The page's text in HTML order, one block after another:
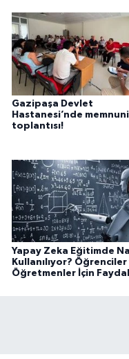
Gazipaşa Devlet
Hastanesi’nde
toplantısı!
Yapay Zeka Eğitimde
Kullanılıyor? Öğrenciler
Öğretmenler İçin